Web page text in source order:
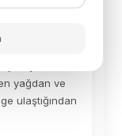
tüysüz ped
yağdan ve
ulaştığından